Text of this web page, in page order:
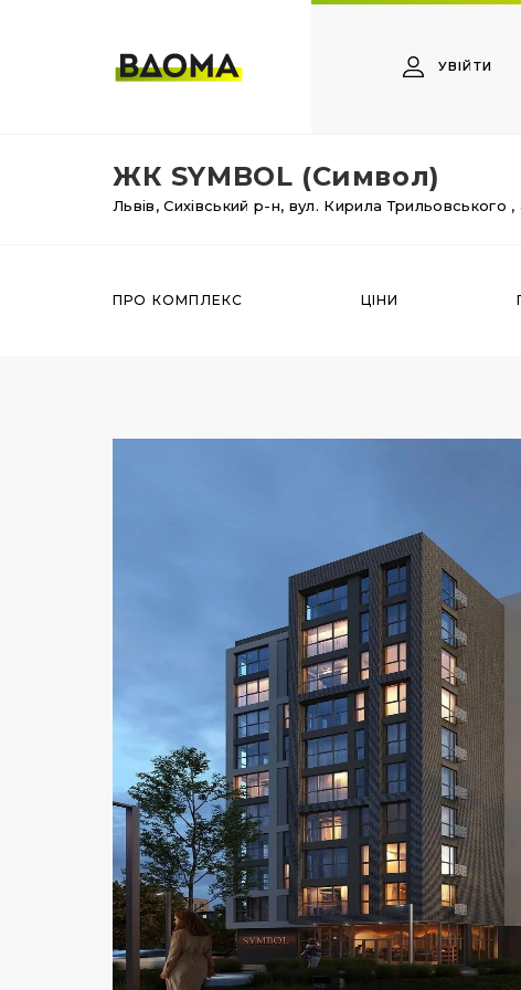
УВІЙТИ
ЖК SYMBOL (Символ)
Львів,Сихівський р-н, вул. Кирила Трильовського ,
ПРО КОМПЛЕКС ЦІНИ